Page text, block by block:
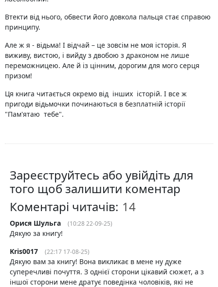
Втекти від нього, обвести його довкола пальця стає справою
принципу.
Але ж я - відьма! І відчай – це зовсім не моя історія. Я
виживу, вистою, і вийду з двобою з драконом не лише
переможницею. Але й із цінним, дорогим для мого серця
призом!
Ця книга читається окремо від інших історій. І все ж
пригоди відьмочки починаються в безплатній історії
"Пам'ятаю тебе".
Зареєструйтесь або увійдіть для
того щоб залишити коментар
Коментарі читачів:
Орися Шульга (10:28 22-09-25)
Дякую за книгу!
Kris0017
(22:17 17-08-25)
Дякую вам за книгу! Вона викликає в мене ну дуже
суперечливі почуття. З однієї сторони цікавий сюжет, а з
іншої сторони мене дратує поведінка чоловіків, які не